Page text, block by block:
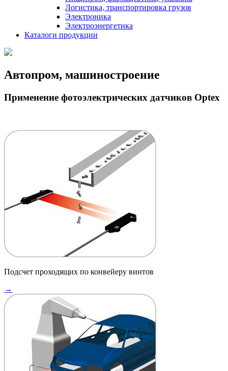
Логистика, транспортировка грузов
Электроника
Электроэнергетика
Каталоги продукции
Автопром, машиностроение
Применение фотоэлектрических датчиков Optex
Подсчет проходящих по конвейеру винтов
→